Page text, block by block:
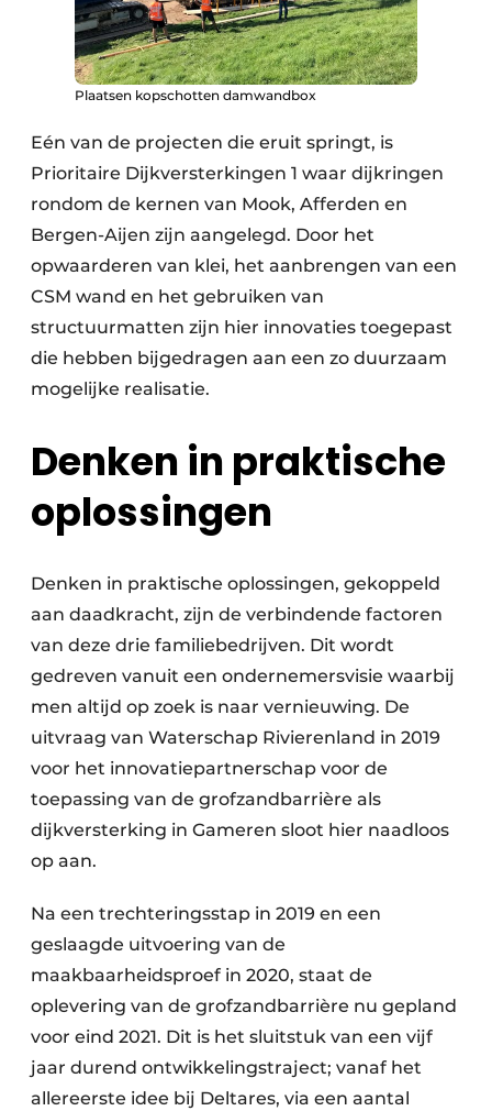
Plaatsen kopschotten damwandbox
Eén van de projecten die eruit springt, is
Prioritaire Dijkversterkingen 1 waar dijkringen
rondom de kernen van Mook, Afferden en
Bergen-Aijen zijn aangelegd. Door het
opwaarderen van klei, het aanbrengen van een
CSM wand en het gebruiken van
structuurmatten zijn hier innovaties toegepast
die hebben bijgedragen aan een zo duurzaam
mogelijke realisatie.
Denken in praktische
oplossingen
Denken in praktische oplossingen, gekoppeld
aan daadkracht, zijn de verbindende factoren
van deze drie familiebedrijven. Dit wordt
gedreven vanuit een ondernemersvisie waarbij
men altijd op zoek is naar vernieuwing. De
uitvraag van Waterschap Rivierenland in 2019
voor het innovatiepartnerschap voor de
toepassing van de grofzandbarrière als
dijkversterking in Gameren sloot hier naadloos
op aan.
Na een trechteringsstap in 2019 en een
geslaagde uitvoering van de
maakbaarheidsproef in 2020, staat de
oplevering van de grofzandbarrière nu gepland
voor eind 2021. Dit is het sluitstuk van een vijf
jaar durend ontwikkelingstraject; vanaf het
allereerste idee bij Deltares, via een aantal